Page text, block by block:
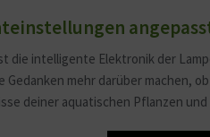
die intelligente Elektronik der
Gedanken mehr darüber machen,
deiner aquatischen Pflanzen